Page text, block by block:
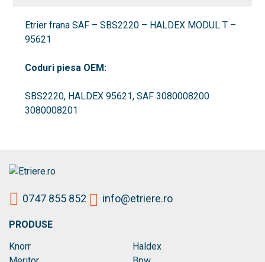
MODUL
95621
Etrier frana SAF – SBS2220 – HALDEX MODUL T –
95621
Coduri piesa OEM:
SBS2220, HALDEX 95621, SAF 3080008200
3080008201
0747 855 852 info@etriere.ro
PRODUSE
Knorr
Haldex